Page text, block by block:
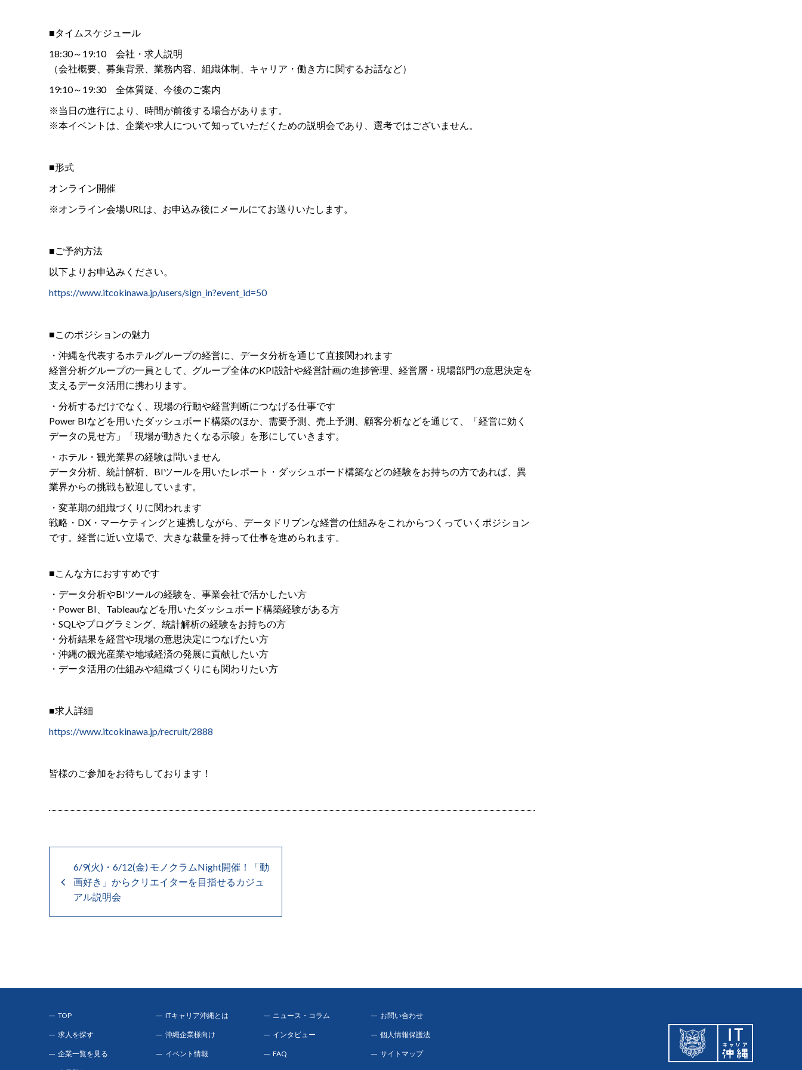
■タイムスケジュール
18:30～19:10 会社・求人説明
（会社概要、募集背景、業務内容、組織体制、キャリア・働き方に関するお話など）
19:10～19:30 全体質疑、今後のご案内
※当日の進行により、時間が前後する場合があります。
※本イベントは、企業や求人について知っていただくための説明会であり、選考ではございません。
■形式
オンライン開催
※オンライン会場URLは、お申込み後にメールにてお送りいたします。
■ご予約方法
以下よりお申込みください。
https://www.itcokinawa.jp/users/sign_in?event_id=50
■このポジションの魅力
・沖縄を代表するホテルグループの経営に、データ分析を通じて直接関われます
経営分析グループの一員として、グループ全体のKPI設計や経営計画の進捗管理、経営層・現場部門の意思決定を
支えるデータ活用に携わります。
・分析するだけでなく、現場の行動や経営判断につなげる仕事です
Power BIなどを用いたダッシュボード構築のほか、需要予測、売上予測、顧客分析などを通じて、「経営に効く
データの見せ方」「現場が動きたくなる示唆」を形にしていきます。
・ホテル・観光業界の経験は問いません
データ分析、統計解析、BIツールを用いたレポート・ダッシュボード構築などの経験をお持ちの方であれば、異
業界からの挑戦も歓迎しています。
・変革期の組織づくりに関われます
戦略・DX・マーケティングと連携しながら、データドリブンな経営の仕組みをこれからつくっていくポジション
です。経営に近い立場で、大きな裁量を持って仕事を進められます。
■こんな方におすすめです
・データ分析やBIツールの経験を、事業会社で活かしたい方
・Power BI、Tableauなどを用いたダッシュボード構築経験がある方
・SQLやプログラミング、統計解析の経験をお持ちの方
・分析結果を経営や現場の意思決定につなげたい方
・沖縄の観光産業や地域経済の発展に貢献したい方
・データ活用の仕組みや組織づくりにも関わりたい方
■求人詳細
https://www.itcokinawa.jp/recruit/2888
皆様のご参加をお待ちしております！
6/9(火)・6/12(金) モノクラムNight開催！「動
画好き」からクリエイターを目指せるカジュ
アル説明会
TOP ITキャリア沖縄とは ニュース・コラム お問い合わせ
求人を探す 沖縄企業様向け インタビュー 個人情報保護法
企業一覧を見る イベント情報 FAQ サイトマップ